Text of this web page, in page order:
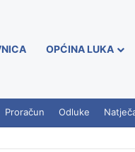
OPĆINA LUKA
Proračun Odluke